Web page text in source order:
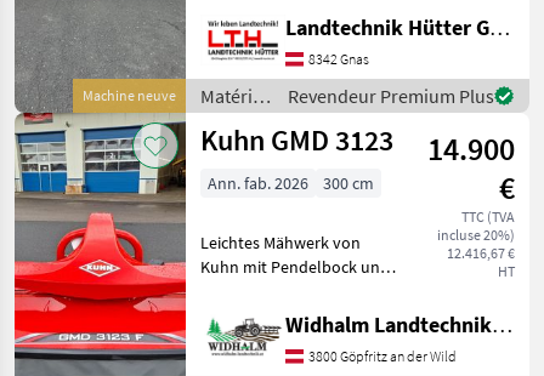
Machine neuve
285 FF , 2, 80m
Arbeitsbreite, 7
Mähscheiben, mit
Klingenschnellwechsel FF
Fast-Fit, Dreipunktanbau
Kat.2, PRO
Landtechnik Hütter GmbH & Co KG
8342 Gnas
Matériels
de
fenaison
Revendeur Premium Plus
Kuhn GMD 3123
14.900
€
TTC (TVA
incluse 20%)
12.416,67 €
HT
Ann. fab. 2026 300 cm
Leichtes Mähwerk von
Kuhn mit Pendelbock und
Balken mit
unterschiedlichen Abstand
zwischen den Trommeln ,
Widhalm Landtechnik GmbH
3800 Göpfritz an der Wild